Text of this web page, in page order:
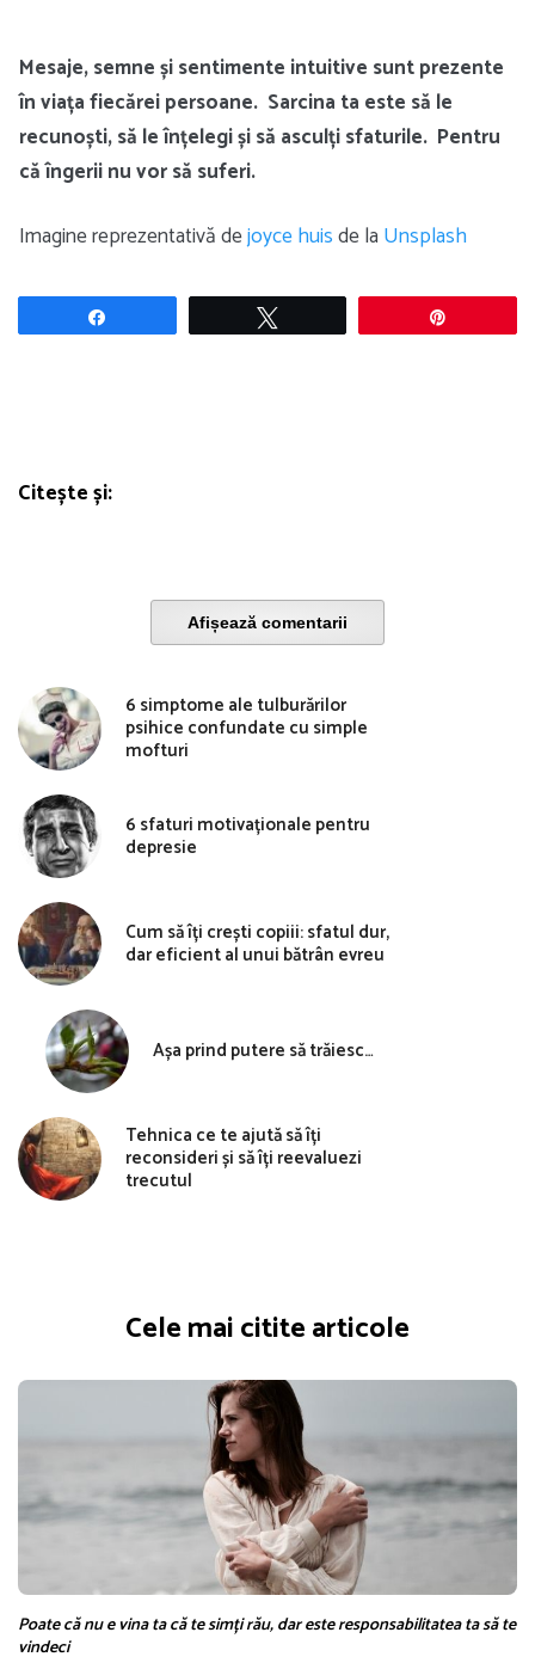
Mesaje, semne și sentimente intuitive sunt prezente
în viața fiecărei persoane. Sarcina ta este să le
recunoști, să le înțelegi și să asculți sfaturile. Pentru
că îngerii nu vor să suferi.
Imagine reprezentativă dejoyce huisde la Unsplash
Citește și:
Afișează comentarii
6 simptome ale tulburărilor
psihice confundate cu simple
mofturi
6 sfaturi motivaționale pentru
depresie
Cum să îți crești copiii: sfatul dur,
dar eficient al unui bătrân evreu
Așa prind putere să trăiesc…
Tehnica ce te ajută să îți
reconsideri și să îți reevaluezi
trecutul
Cele mai citite articole
Poate că nu e vina ta că te simți rău, dar este responsabilitatea ta să te
vindeci